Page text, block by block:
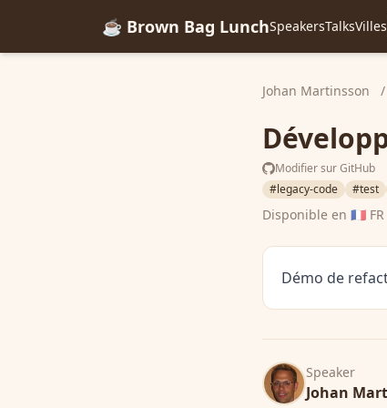
☕ Brown Bag LunchSpeakersTalksVilles
Johan Martinsson /
Modifier sur GitHub
#legacy-code
#test
Disponible en 🇫🇷 FR
Démo de
Speaker
Johan